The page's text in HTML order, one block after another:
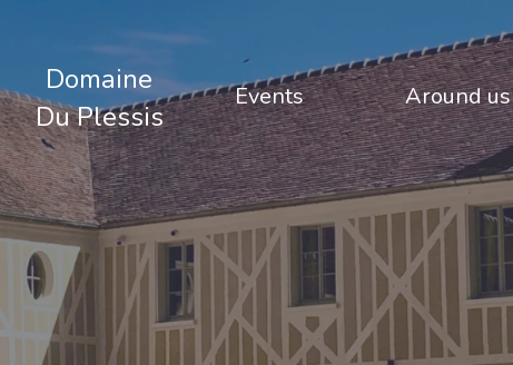
Domaine
Du Plessis
Events Around us